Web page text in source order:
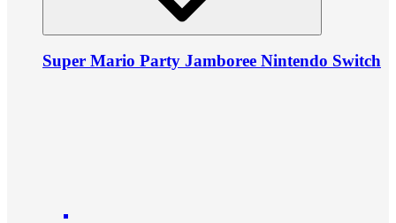
Super Mario Party Jamboree Nintendo Switch